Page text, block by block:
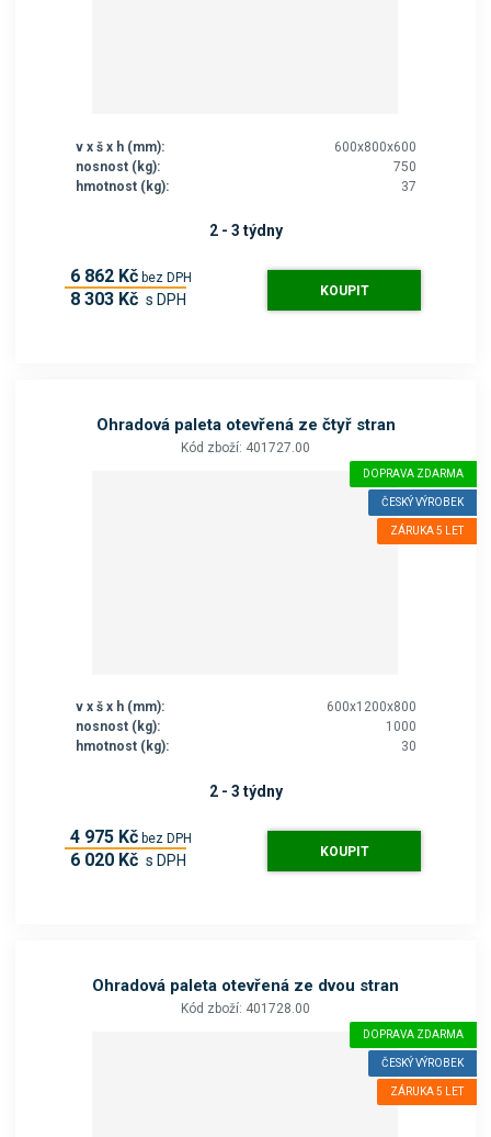
v x š x h (mm):
600x800x600
nosnost (kg):
750
hmotnost (kg):
37
2 - 3 týdny
6 862 Kč bez DPH
8 303 Kč s DPH KOUPIT
Ohradová paleta otevřená ze čtyř stran
Kód zboží: 401727.00
DOPRAVA ZDARMA
ČESKÝ VÝROBEK
ZÁRUKA 5 LET
v x š x h (mm):
600x1200x800
nosnost (kg):
1000
hmotnost (kg):
30
2 - 3 týdny
4 975 Kč bez DPH
6 020 Kč s DPH KOUPIT
Ohradová paleta otevřená ze dvou stran
Kód zboží: 401728.00
DOPRAVA ZDARMA
ČESKÝ VÝROBEK
ZÁRUKA 5 LET